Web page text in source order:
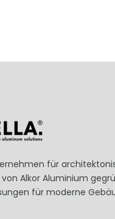
für
Alkor Aluminium
für moderne